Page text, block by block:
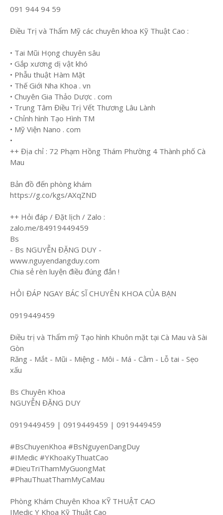
091 944 94 59
Điều Trị và Thẩm Mỹ các chuyên khoa Kỹ Thuật Cao :
• Tai Mũi Họng chuyên sâu
• Gắp xương dị vật khó
• Phẫu thuật Hàm Mặt
• Thế Giới Nha Khoa . vn
• Chuyên Gia Thảo Dược . com
• Trung Tâm Điều Trị Vết Thương Lâu Lành
• Chỉnh hình Tạo Hình TM
• Mỹ Viện Nano . com
•
++ Địa chỉ : 72 Phạm Hồng Thám Phường 4 Thành phố Cà
Mau
Bản đồ đến phòng khám
https://g.co/kgs/AXqZND
++ Hỏi đáp / Đặt lịch / Zalo :
zalo.me/84919449459
Bs
- Bs NGUYỄN ĐẶNG DUY -
www.nguyendangduy.com
Chia sẻ rèn luyện điều đúng đắn !
HỎI ĐÁP NGAY BÁC SĨ CHUYÊN KHOA CỦA BẠN
0919449459
Điều trị và Thẩm mỹ Tạo hình Khuôn mặt tại Cà Mau và Sài
Gòn
Răng - Mắt - Mũi - Miệng - Môi - Má - Cằm - Lỗ tai - Sẹo
xấu
Bs Chuyên Khoa
NGUYỄN ĐẶNG DUY
0919449459 | 0919449459 | 0919449459
#BsChuyenKhoa #BsNguyenDangDuy
#IMedic #YKhoaKyThuatCao
#DieuTriThamMyGuongMat
#PhauThuatThamMyCaMau
Phòng Khám Chuyên Khoa KỸ THUẬT CAO
IMedic Y Khoa Kỹ Thuật Cao